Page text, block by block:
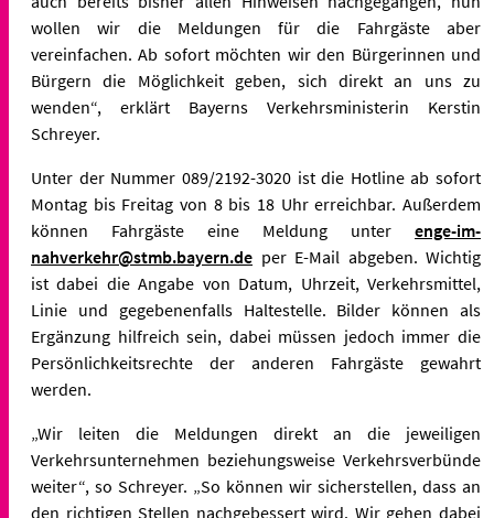
wollen wir die Meldungen für die Fahrgäste aber
vereinfachen. Ab sofort möchten wir den Bürgerinnen und
Bürgern die Möglichkeit geben, sich direkt an uns zu
wenden“, erklärt Bayerns Verkehrsministerin Kerstin
Schreyer.
Unter der Nummer 089/2192-3020 ist die Hotline ab sofort
Montag bis Freitag von 8 bis 18 Uhr erreichbar. Außerdem
können Fahrgäste eine Meldung unter enge-im-
nahverkehr@stmb.bayern.de per E-Mail abgeben. Wichtig
ist dabei die Angabe von Datum, Uhrzeit, Verkehrsmittel,
Linie und gegebenenfalls Haltestelle. Bilder können als
Ergänzung hilfreich sein, dabei müssen jedoch immer die
Persönlichkeitsrechte der anderen Fahrgäste gewahrt
werden.
„Wir leiten die Meldungen direkt an die jeweiligen
Verkehrsunternehmen beziehungsweise Verkehrsverbünde
weiter“, so Schreyer. „So können wir sicherstellen, dass an
den richtigen Stellen nachgebessert wird. Wir gehen dabei